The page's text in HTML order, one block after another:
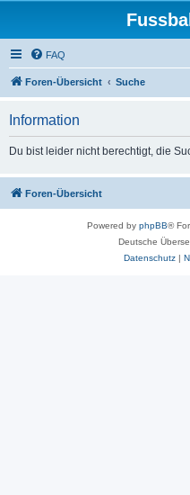
FAQ
Foren-Übersicht Suche
Information
Du bist leider nicht berechtigt, die
Foren-Übersicht
Powered by phpBB®
Deutsche
Datenschutz|